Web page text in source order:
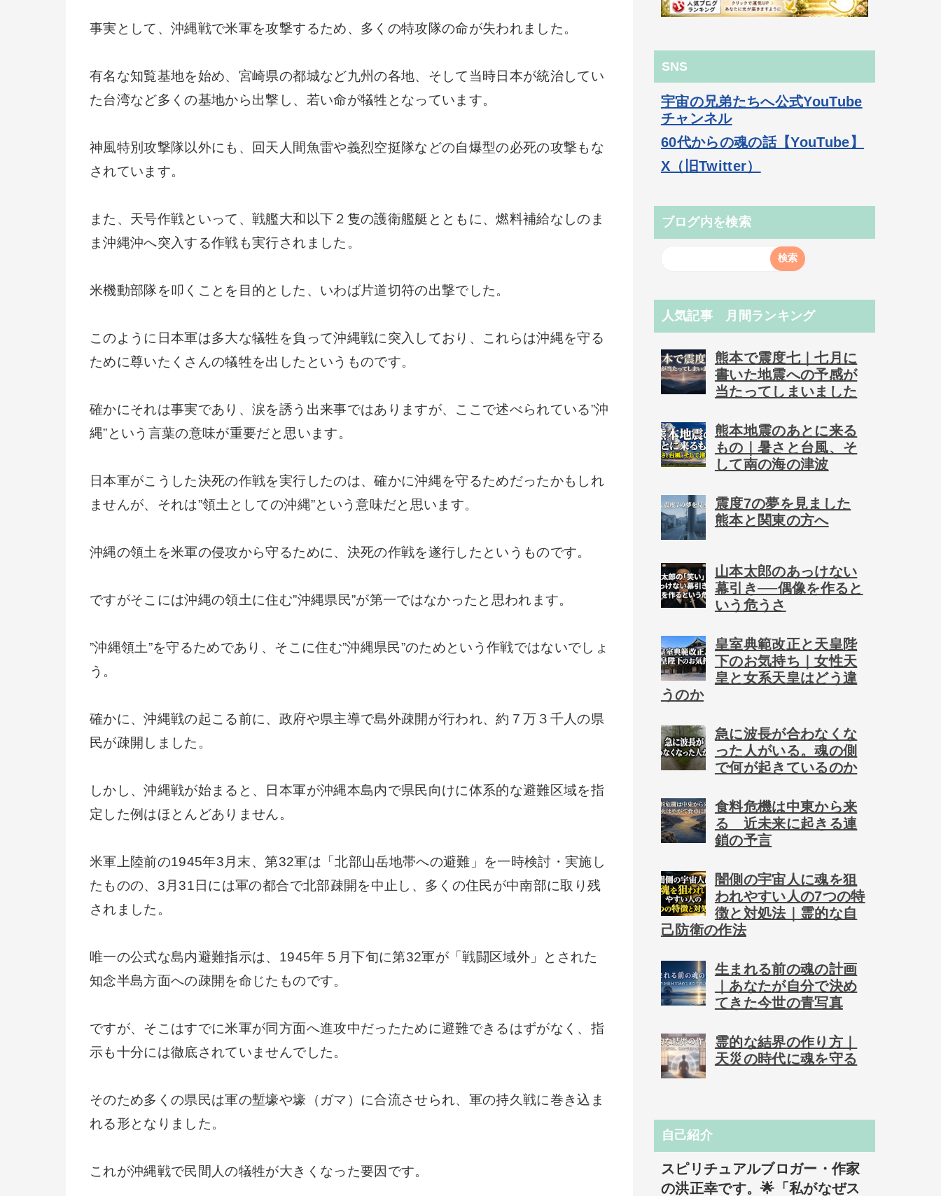
事実として、沖縄戦で米軍を攻撃するため、多くの特攻隊の命が失われました。
有名な知覧基地を始め、宮崎県の都城など九州の各地、そして当時日本が統治してい
た台湾など多くの基地から出撃し、若い命が犠牲となっています。
神風特別攻撃隊以外にも、回天人間魚雷や義烈空挺隊などの自爆型の必死の攻撃もな
されています。
また、天号作戦といって、戦艦大和以下２隻の護衛艦艇とともに、燃料補給なしのま
ま沖縄沖へ突入する作戦も実行されました。
米機動部隊を叩くことを目的とした、いわば片道切符の出撃でした。
このように日本軍は多大な犠牲を負って沖縄戦に突入しており、これらは沖縄を守る
ために尊いたくさんの犠牲を出したというものです。
確かにそれは事実であり、涙を誘う出来事ではありますが、ここで述べられている”沖
縄”という言葉の意味が重要だと思います。
日本軍がこうした決死の作戦を実行したのは、確かに沖縄を守るためだったかもしれ
ませんが、それは”領土としての沖縄”という意味だと思います。
沖縄の領土を米軍の侵攻から守るために、決死の作戦を遂行したというものです。
ですがそこには沖縄の領土に住む”沖縄県民”が第一ではなかったと思われます。
”沖縄領土”を守るためであり、そこに住む”沖縄県民”のためという作戦ではないでしょ
う。
確かに、沖縄戦の起こる前に、政府や県主導で島外疎開が行われ、約７万３千人の県
民が疎開しました。
しかし、沖縄戦が始まると、日本軍が沖縄本島内で県民向けに体系的な避難区域を指
定した例はほとんどありません。
米軍上陸前の1945年3月末、第32軍は「北部山岳地帯への避難」を一時検討・実施し
たものの、3月31日には軍の都合で北部疎開を中止し、多くの住民が中南部に取り残
されました。
唯一の公式な島内避難指示は、1945年５月下旬に第32軍が「戦闘区域外」とされた
知念半島方面への疎開を命じたものです。
ですが、そこはすでに米軍が同方面へ進攻中だったために避難できるはずがなく、指
示も十分には徹底されていませんでした。
そのため多くの県民は軍の塹壕や壕（ガマ）に合流させられ、軍の持久戦に巻き込ま
れる形となりました。
これが沖縄戦で民間人の犠牲が大きくなった要因です。
SNS
宇宙の兄弟たちへ公式YouTube
チャンネル
60代からの魂の話【YouTube】
X（旧Twitter）
ブログ内を検索
人気記事 月間ランキング
熊本で震度七｜七月に
書いた地震への予感が
当たってしまいました
熊本地震のあとに来る
もの｜暑さと台風、そ
して南の海の津波
震度7の夢を見ました
熊本と関東の方へ
山本太郎のあっけない
幕引き──偶像を作ると
いう危うさ
皇室典範改正と天皇陛
下のお気持ち｜女性天
皇と女系天皇はどう違
うのか
急に波長が合わなくな
った人がいる。魂の側
で何が起きているのか
食料危機は中東から来
る 近未来に起きる連
鎖の予言
闇側の宇宙人に魂を狙
われやすい人の7つの特
徴と対処法｜霊的な自
己防衛の作法
生まれる前の魂の計画
｜あなたが自分で決め
てきた今世の青写真
霊的な結界の作り方｜
天災の時代に魂を守る
自己紹介
スピリチュアルブロガー・作家
の洪正幸です。🌟「私がなぜス